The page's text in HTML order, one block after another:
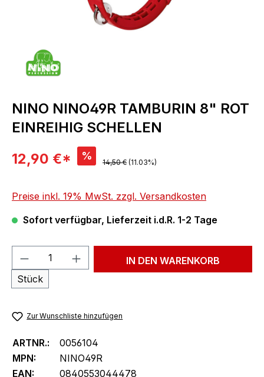
NINO NINO49R TAMBURIN 8" ROT
EINREIHIG SCHELLEN
Verkaufspreis:
12,90 €* % Regulärer Preis:
14,50 € (11.03%)
Preise inkl. 19% MwSt. zzgl. Versandkosten
Sofort verfügbar, Lieferzeit i.d.R. 1-2 Tage
Produkt Anzahl: Gib den
Stück
IN DEN WARENKORB
Zur Wunschliste hinzufügen
ARTNR.:
0056104
MPN:
NINO49R
EAN:
0840553044478